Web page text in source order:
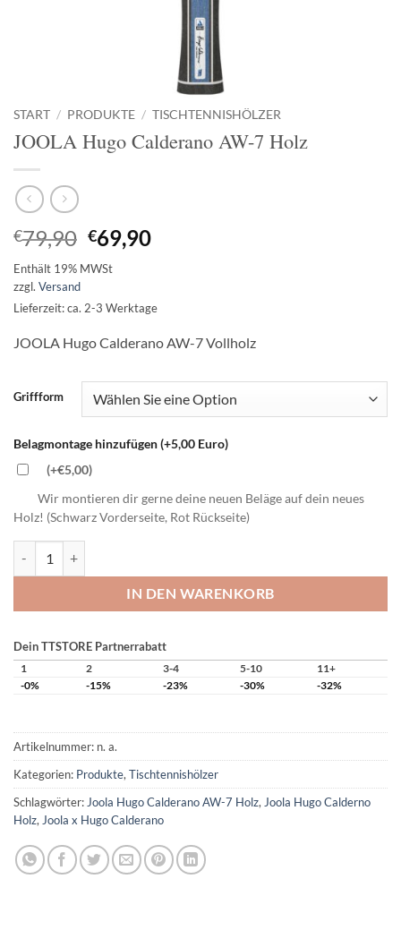
START / PRODUKTE / TISCHTENNISHÖLZER
JOOLA Hugo Calderano AW-7 Holz
€79,90 Ursprünglicher
Preis
war:
€79,90
€69,90Aktueller
€69,90.
Enthält 19% MWSt
zzgl. Versand
Lieferzeit: ca. 2-3 Werktage
JOOLA Hugo Calderano AW-7 Vollholz
Griffform
Belagmontage hinzufügen (+5,00 Euro)
(+€5,00)
Wir montieren dir gerne deine neuen Beläge auf dein neues
Holz! (Schwarz Vorderseite, Rot Rückseite)
IN DEN WARENKORB
Dein TTSTORE Partnerrabatt
1 2 3-4 5-10
11+
-0%
-15% -23% -30% -32%
Artikelnummer: n. a.
Kategorien: Produkte,Tischtennishölzer
Schlagwörter:Joola Hugo Calderano AW-7 Holz,Joola Hugo Calderno
Holz,Joola x Hugo Calderano